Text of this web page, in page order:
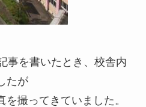
事を書いたとき、校舎内
たが
撮ってきていました。